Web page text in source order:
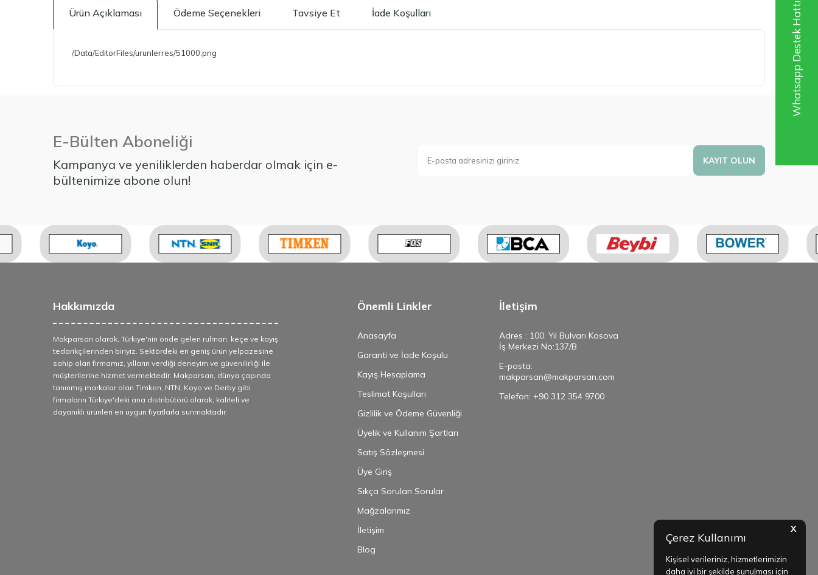
X
Çerez Kullanımı
Kişisel verileriniz, hizmetlerimizin
daha iyi bir şekilde sunulması için
Whatsapp Destek Hattı
Ürün Açıklaması Ödeme Seçenekleri Tavsiye Et İade Koşulları
/Data/EditorFiles/urunlerres/51000.png
E-Bülten Aboneliği
Kampanya ve yeniliklerden haberdar olmak için e-
bültenimize abone olun!
KAYIT OLUN
Hakkımızda
Makparsan olarak, Türkiye'nin önde gelen rulman, keçe ve kayış
tedarikçilerinden biriyiz. Sektördeki en geniş ürün yelpazesine
sahip olan firmamız, yılların verdiği deneyim ve güvenilirliği ile
müşterilerine hizmet vermektedir. Makparsan, dünya çapında
tanınmış markalar olan Timken, NTN, Koyo ve Derby gibi
firmaların Türkiye'deki ana distribütörü olarak, kaliteli ve
dayanıklı ürünleri en uygun fiyatlarla sunmaktadır.
Önemli Linkler
Anasayfa
Garanti ve İade Koşulu
Kayış Hesaplama
Teslimat Koşulları
Gizlilik ve Ödeme Güvenliği
Üyelik ve Kullanım Şartları
Satış Sözleşmesi
Üye Giriş
Sıkça Sorulan Sorular
Mağzalarımız
İletişim
Blog
İletişim
Adres : 100. Yıl Bulvarı Kosova
İş Merkezi No:137/B
E-posta:
makparsan@makparsan.com
Telefon: +90 312 354 9700